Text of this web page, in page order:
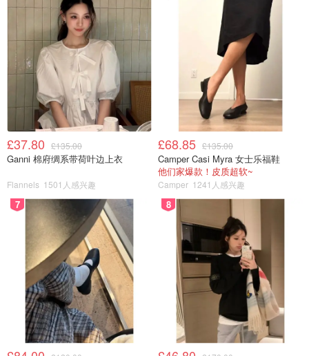
改期：
可在客票有效期内依据合理原则免费办理变更航班日期
一次；再次改期按自愿变更原则，根据客票使用条件办
理。
退票：
可针对客票未使用部分申请办理退票手续，在客票有效
期内免除退票费。
其他：
持里程兑换免票的旅客同样适用此规定。
国内航班
适用航班
£37.80 £135.00
Ganni 棉府绸系带荷叶边上衣
Flannels 1501人感兴趣
£68.85 £135.00
Camper Casi Myra 女士乐福鞋
他们家爆款！皮质超软~
Camper 1241人感兴趣
7 8